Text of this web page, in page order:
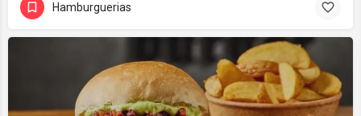
Hamburguerias